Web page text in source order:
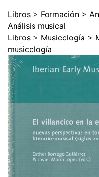
Libros > Formación >
Análisis musical
Libros > Musicología >
musicología